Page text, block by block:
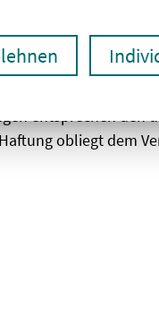
entsprechen
obliegt dem
neu laden